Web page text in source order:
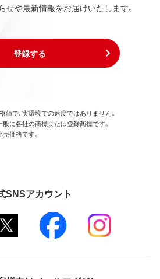
せや最新情報をお届けいたします。
登録する
で、実環境での速度ではありません。
に各社の商標または登録商標です。
価格です。
SNSアカウント